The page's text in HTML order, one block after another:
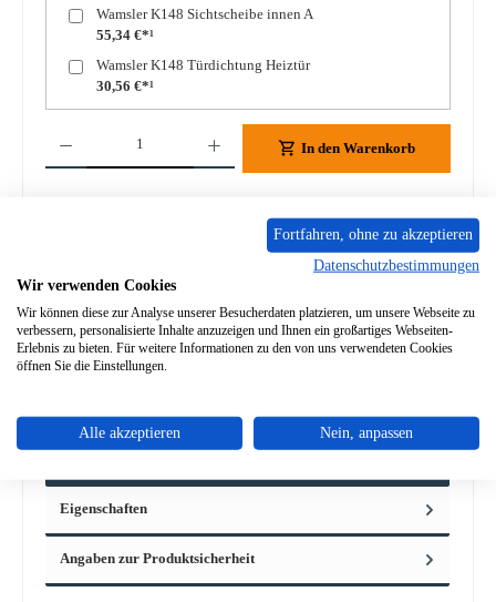
Wamsler K148 Sichtscheibe innen A
55,34 €*¹
Wamsler K148 Türdichtung Heiztür
30,56 €*¹
In den Warenkorb
Frage zum Produkt
Original Griffbefestigung für Feuerraum Türgriff für den
Küchenherd Wamsler K148 Wamsler K148 Griffbefestigung für
Eigenschaften
Angaben zur Produktsicherheit
Fortfahren, ohne zu akzeptieren
Datenschutzbestimmungen
Wir verwenden Cookies
Wir können diese zur Analyse unserer Besucherdaten platzieren, um unsere Webseite zu
verbessern, personalisierte Inhalte anzuzeigen und Ihnen ein großartiges Webseiten-
Erlebnis zu bieten. Für weitere Informationen zu den von uns verwendeten Cookies
öffnen Sie die Einstellungen.
Alle akzeptieren Nein, anpassen